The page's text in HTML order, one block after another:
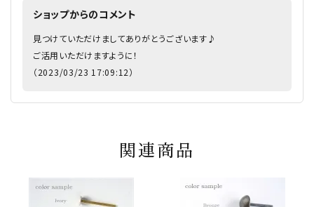
ショップからのコメント
見つけていただけましてありがとうございます♪
ご活用いただけますように！
（2023/03/23 17:09:12）
関連商品